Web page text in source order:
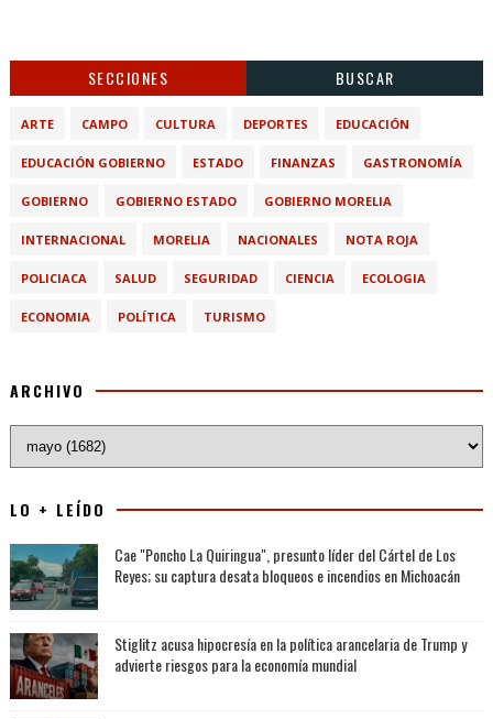
SECCIONES BUSCAR
ARTE CAMPO CULTURA DEPORTES EDUCACIÓN
EDUCACIÓN GOBIERNO ESTADO FINANZAS GASTRONOMÍA
GOBIERNO GOBIERNO ESTADO GOBIERNO MORELIA
INTERNACIONAL MORELIA NACIONALES NOTA ROJA
POLICIACA SALUD SEGURIDAD CIENCIA ECOLOGIA
ECONOMIA POLÍTICA TURISMO
ARCHIVO
LO + LEÍDO
Cae "Poncho La Quiringua", presunto líder del Cártel de Los
Reyes; su captura desata bloqueos e incendios en Michoacán
Stiglitz acusa hipocresía en la política arancelaria de Trump y
advierte riesgos para la economía mundial